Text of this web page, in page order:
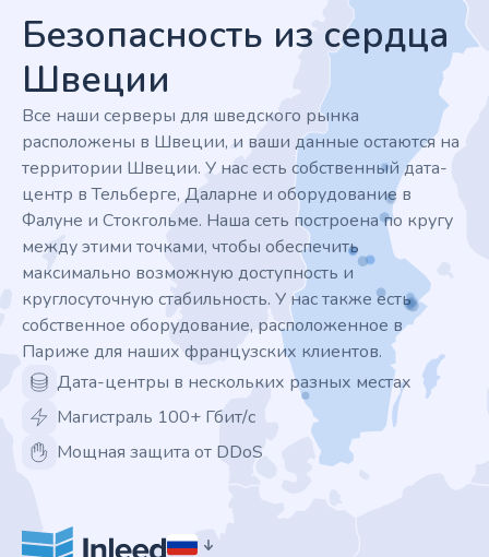
Безопасность из сердца
Швеции
Все наши серверы для шведского рынка
расположены в Швеции, и ваши данные остаются на
территории Швеции. У нас есть собственный дата-
центр в Тельберге, Даларне и оборудование в
Фалуне и Стокгольме. Наша сеть построена по кругу
между этими точками, чтобы обеспечить
максимально возможную доступность и
круглосуточную стабильность. У нас также есть
собственное оборудование, расположенное в
Париже для наших французских клиентов.
Дата-центры в нескольких разных местах
Магистраль 100+ Гбит/с
Мощная защита от DDoS